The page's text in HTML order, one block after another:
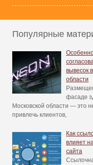
Популярные
вывесок
области
фасаде
Московской области — это
привлечь клиентов,
Как
влияет
сайта